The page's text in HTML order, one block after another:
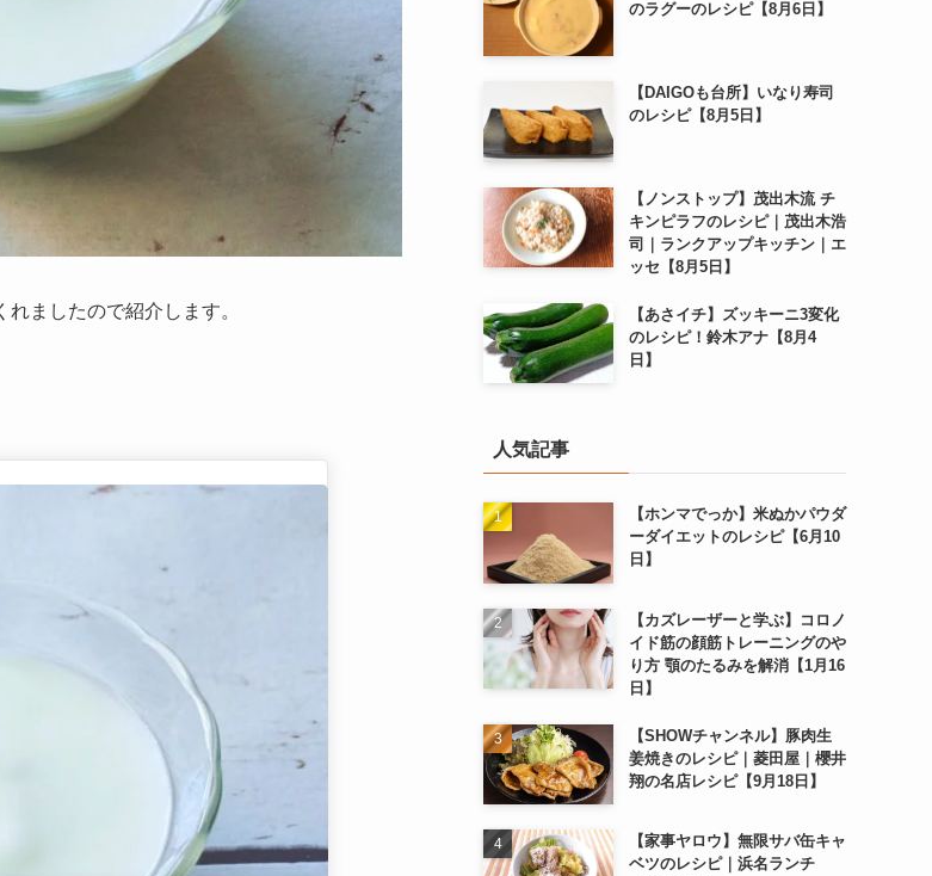
ましたので紹介します。
のラグーのレシピ【8月6日】
【DAIGOも台所】いなり寿司
のレシピ【8月5日】
【ノンストップ】茂出木流 チ
キンピラフのレシピ｜茂出木浩
司｜ランクアップキッチン｜エ
ッセ【8月5日】
【あさイチ】ズッキーニ3変化
のレシピ！鈴木アナ【8月4
日】
人気記事
【ホンマでっか】米ぬかパウダ
ーダイエットのレシピ【6月10
日】
【カズレーザーと学ぶ】コロノ
イド筋の顔筋トレーニングのや
り方 顎のたるみを解消【1月16
日】
【SHOWチャンネル】豚肉生
姜焼きのレシピ｜菱田屋｜櫻井
翔の名店レシピ【9月18日】
【家事ヤロウ】無限サバ缶キャ
ベツのレシピ｜浜名ランチ